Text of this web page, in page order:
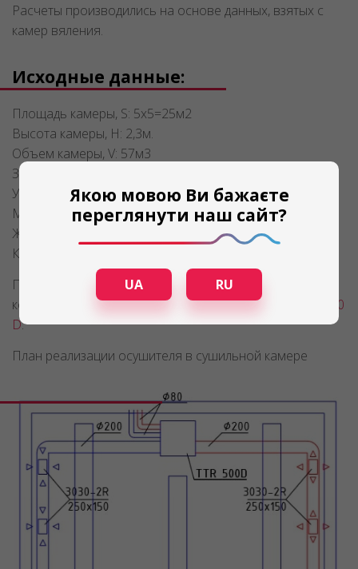
Расчеты производились на основе данных, взятых с
камер вяления.
Исходные данные:
Площадь камеры, S: 5х5=25м2
Высота камеры, H: 2,3м.
Объем камеры, V: 57м3
Загрузка маринованной рыбы слабого посола: 1000кг
Усушка рыбы: 40%-45%
Максимальная температура в камере: +18С
Желаемое Время вялки: 6-10 суток
Камера герметична.
После проведения расчетов, была подобрана
конкретная модель – осушитель воздухаTrotec TTR 500
D.
План реализации осушителя в сушильной камере
Якою мовою Ви бажаєте
переглянути наш сайт?
UA RU